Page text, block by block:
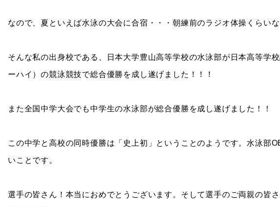
なので、夏といえば水泳の大会に合宿・・・朝練前のラジオ体操くらいな
そんな私の出身校である、日本大学豊山高等学校の水泳部が日本高等学
ーハイ）の競泳競技で総合優勝を成し遂げました！！！
また全国中学大会でも中学生の水泳部が総合優勝を成し遂げました！！
この中学と高校の同時優勝は「史上初」ということのようです。水泳部
いことです。
選手の皆さん！本当におめでとうございます。そして選手のご両親の皆